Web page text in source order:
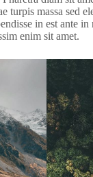
turpis massa sed
in est ante in
enim sit amet.